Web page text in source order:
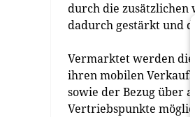
durch die zusätzlichen
dadurch gestärkt und
Vermarktet werden
ihren mobilen
sowie der Bezug über
Vertriebspunkte